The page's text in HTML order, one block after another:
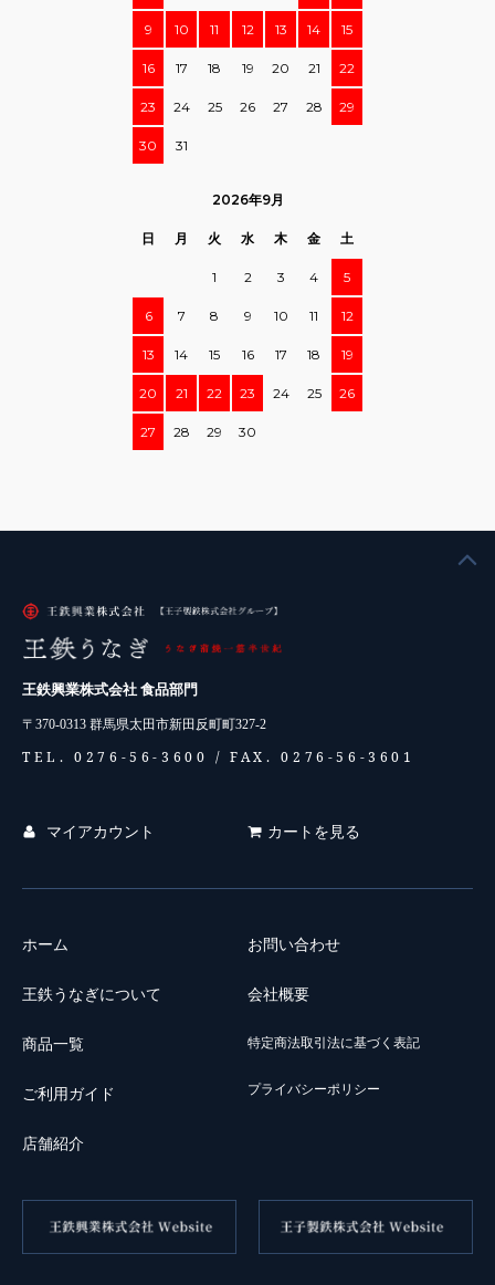
9 10 11 12 13 14 15
16 17 18 19 20 21 22
23 24 25 26 27 28 29
30 31
2026年9月
日 月 火 水 木 金 土
1 2 3 4 5
6 7 8 9 10 11 12
13 14 15 16 17 18 19
20 21 22 23 24 25 26
27 28 29 30
王鉄興業株式会社 食品部門
〒370-0313 群馬県太田市新田反町町327-2
TEL. 0276-56-3600 /FAX. 0276-56-3601
マイアカウント カートを見る
ホーム
王鉄うなぎについて
商品一覧
ご利用ガイド
店舗紹介
お問い合わせ
会社概要
特定商法取引法に基づく表記
プライバシーポリシー